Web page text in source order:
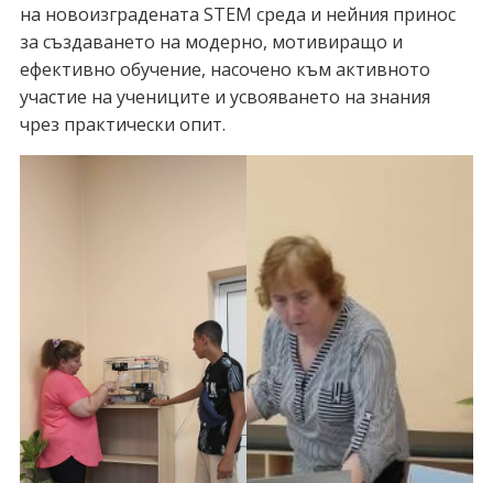
на новоизградената STEM среда и нейния принос
за създаването на модерно, мотивиращо и
ефективно обучение, насочено към активното
участие на учениците и усвояването на знания
чрез практически опит.